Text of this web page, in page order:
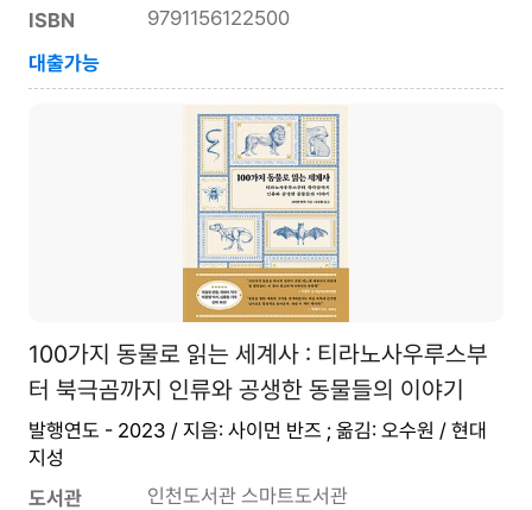
ISBN
9791156122500
대출가능
100가지 동물로 읽는 세계사 : 티라노사우루스부
터 북극곰까지 인류와 공생한 동물들의 이야기
발행연도 - 2023 / 지음: 사이먼 반즈 ; 옮김: 오수원 / 현대
지성
도서관
인천도서관 스마트도서관